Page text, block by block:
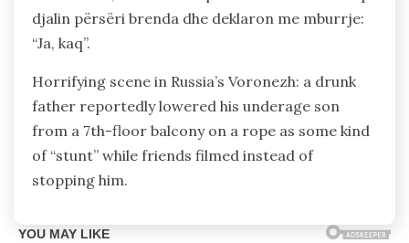
djalin përsëri brenda dhe deklaron me mburrje:
“Ja, kaq”.
Horrifying scene in Russia’s Voronezh: a drunk
father reportedly lowered his underage son
from a 7th-floor balcony on a rope as some kind
of “stunt” while friends filmed instead of
stopping him.